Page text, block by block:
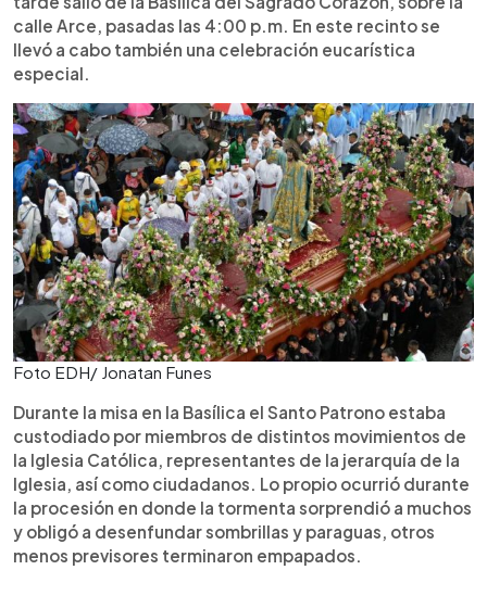
calle Arce, pasadas las 4:00 p.m. En este recinto se
llevó a cabo también una celebración eucarística
especial.
Foto EDH/ Jonatan Funes
Durante la misa en la Basílica el Santo Patrono estaba
custodiado por miembros de distintos movimientos de
la Iglesia Católica, representantes de la jerarquía de la
Iglesia, así como ciudadanos. Lo propio ocurrió durante
la procesión en donde la tormenta sorprendió a muchos
y obligó a desenfundar sombrillas y paraguas, otros
menos previsores terminaron empapados.